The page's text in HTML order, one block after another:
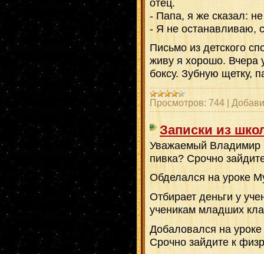
- Папа, я же сказал:
- Я не останавливаю,
Письмо из детского
живу я хорошо. Вчера
боксу. Зубную щетку,
Просмотров: 744 |
Записки из
Уважаемый Владимир
пивка? Срочно
Обделался на уроке
Отбирает деньги у
ученикам младших
Добаловался на
Срочно зайдите к